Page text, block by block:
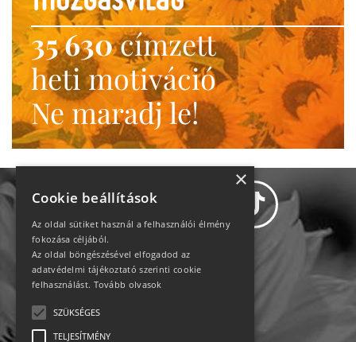
35 630címzett
heti motiváció
Ne maradj le!
Adatvédelem
×
Cookie beállítások
Az oldal sütiket használ a felhasználói élmény
fokozása céljából.
Az oldal böngészésével elfogadod az
adatvédelmi tájékoztató szerinti cookie
felhasználást. Tovább olvasok
SZÜKSÉGES
TELJESÍTMÉNY